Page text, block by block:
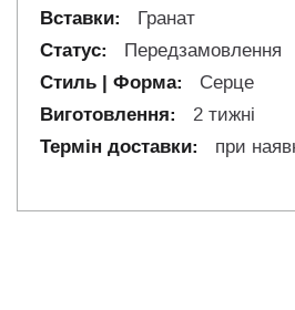
Гранат
Передзамовлення
Серце
2 тижні
при